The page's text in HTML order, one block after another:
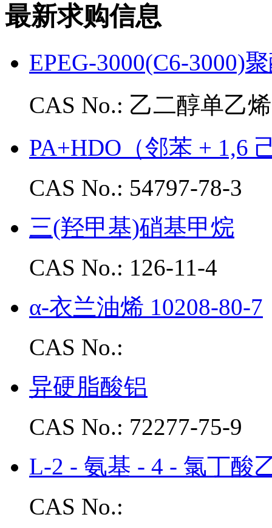
最新求购信息
EPEG-3000(C6-3000)
CAS No.: 乙二醇单乙
PA+HDO（邻苯 + 1,6
CAS No.: 54797-78-3
三(羟甲基)硝基甲烷
CAS No.: 126-11-4
α-衣兰油烯 10208-80-7
CAS No.:
异硬脂酸铝
CAS No.: 72277-75-9
L-2 - 氨基 - 4 - 氯丁酸
CAS No.: